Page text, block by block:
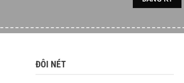
ĐÔI NÉT